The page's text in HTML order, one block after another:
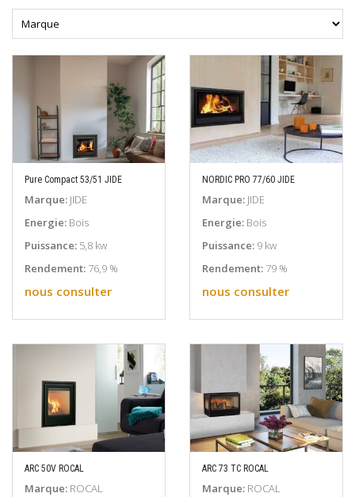
EN SAVOIR PLUS
Pure Compact 53/51 JIDE
Marque: JIDE
Energie: Bois
Puissance: 5,8 kw
Rendement: 76,9 %
nous consulter
EN SAVOIR PLUS
NORDIC PRO 77/60 JIDE
Marque: JIDE
Energie: Bois
Puissance: 9 kw
Rendement: 79 %
nous consulter
EN SAVOIR PLUS
ARC 50V ROCAL
Marque: ROCAL
EN SAVOIR PLUS
ARC 73 TC ROCAL
Marque: ROCAL